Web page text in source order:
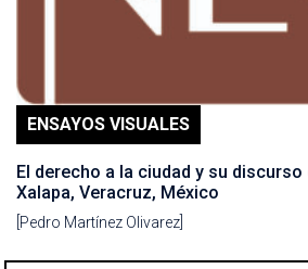
ENSAYOS VISUALES
El derecho a la ciudad y su
Xalapa, Veracruz, México
[Pedro Martínez Olivarez]